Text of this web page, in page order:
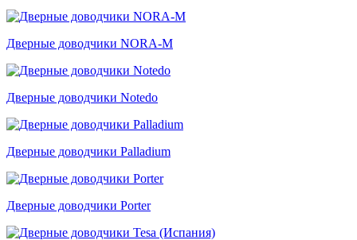
Дверные доводчики NORA-M
Дверные доводчики Notedo
Дверные доводчики Palladium
Дверные доводчики Porter